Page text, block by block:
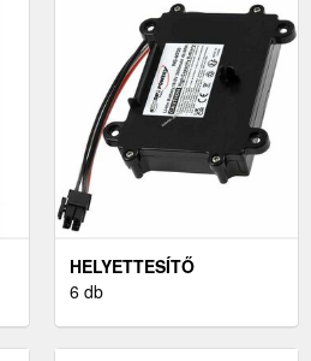
HELYETTESÍTŐ
ROBOTFŰNYÍRÓ AKKU
6 db